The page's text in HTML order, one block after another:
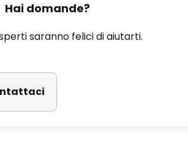
Hai domande?
saranno felici di aiutarti.